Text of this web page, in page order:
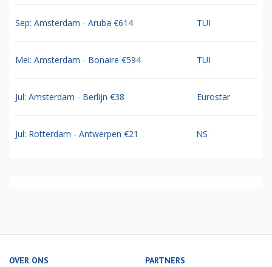
Sep: Amsterdam - Aruba €614 TUI
Mei: Amsterdam - Bonaire €594 TUI
Jul: Amsterdam - Berlijn €38 Eurostar
Jul: Rotterdam - Antwerpen €21 NS
OVER ONS PARTNERS